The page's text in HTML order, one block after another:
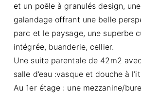
et un poêle à granulés design,
galandage offrant une belle
parc et le paysage, une superbe
intégrée, buanderie, cellier.
Une suite parentale de 42m2
salle d’eau :vasque et douche à
Au 1er étage : une mezzanine/